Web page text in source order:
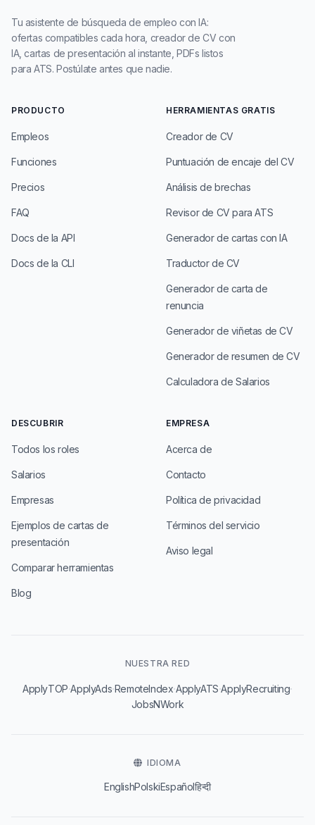
Tu asistente de búsqueda de empleo con IA:
ofertas compatibles cada hora, creador de CV con
IA, cartas de presentación al instante, PDFs listos
para ATS. Postúlate antes que nadie.
PRODUCTO
Empleos
Funciones
Precios
FAQ
Docs de la API
Docs de la CLI
HERRAMIENTAS GRATIS
Creador de CV
Puntuación de encaje del CV
Análisis de brechas
Revisor de CV para ATS
Generador de cartas con IA
Traductor de CV
Generador de carta de
renuncia
Generador de viñetas de CV
Generador de resumen de CV
Calculadora de Salarios
DESCUBRIR
Todos los roles
Salarios
Empresas
Ejemplos de cartas de
presentación
Comparar herramientas
Blog
EMPRESA
Acerca de
Contacto
Política de privacidad
Términos del servicio
Aviso legal
NUESTRA RED
ApplyTOP·ApplyAds·RemoteIndex·ApplyATS·ApplyRecruiting·
JobsNWork
IDIOMA
EnglishPolskiEspañolहिन्दी